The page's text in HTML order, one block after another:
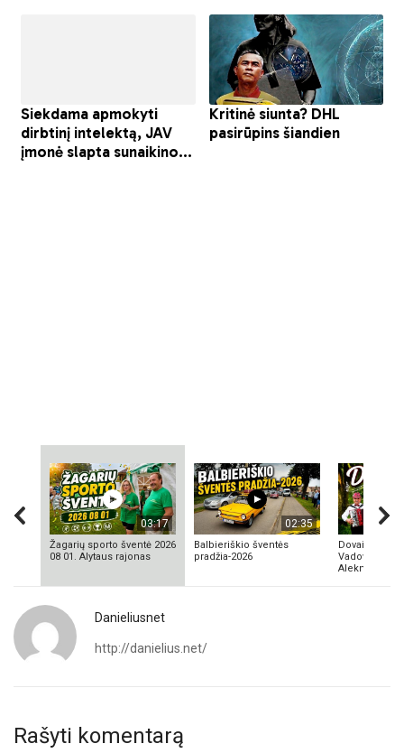
03:17
Žagarių sporto šventė 2026
08 01. Alytaus rajonas
02:35
Balbieriškio šventės
pradžia-2026
Dovainonių
Vadovas
Aleknavičius
Danieliusnet
http://danielius.net/
Rašyti komentarą